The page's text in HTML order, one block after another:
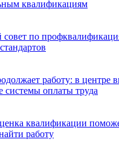
квалификациям
по
работу: в центре
оплаты труда
квалификации
работу